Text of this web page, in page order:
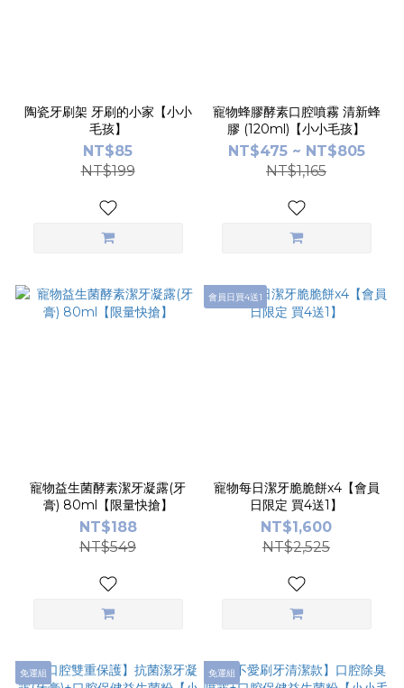
陶瓷牙刷架 牙刷的小家【小小
毛孩】
NT$85
NT$199
寵物蜂膠酵素口腔噴霧 清新蜂
膠 (120ml)【小小毛孩】
NT$475 ~ NT$805
NT$1,165
寵物益生菌酵素潔牙凝露(牙
膏) 80ml【限量快搶】
NT$188
NT$549
會員日買4送1
寵物每日潔牙脆脆餅x4【會員
日限定 買4送1】
NT$1,600
NT$2,525
免運組 免運組